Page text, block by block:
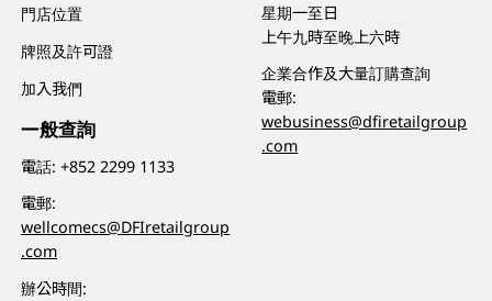
門店位置
牌照及許可證
加入我們
一般查詢
電話:+852 2299 1133
電郵:
wellcomecs@DFIretailgroup
.com
辦公時間:
星期一至日
上午九時至晚上六時
企業合作及大量訂購查詢
電郵:
webusiness@dfiretailgroup
.com